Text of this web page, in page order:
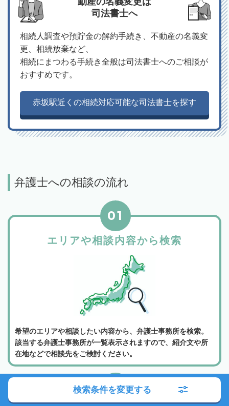
司法書士へ
相続人調査や預貯金の解約手続き、不動産の名義変
更、相続放棄など、
相続にまつわる手続き全般は司法書士へのご相談が
おすすめです。
赤坂駅近くの相続対応可能な司法書士を探す
弁護士への相談の流れ
エリアや相談内容から検索
01
希望のエリアや相談したい内容から、弁護士事務所を検索。
該当する弁護士事務所が一覧表示されますので、紹介文や所
在地などで相談先をご検討ください。
02
検索条件を変更する